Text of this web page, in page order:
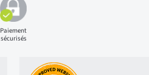
Paiement
sécurisés